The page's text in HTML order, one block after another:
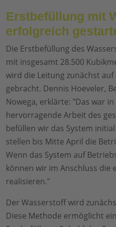
Erstbefüllung mit
erfolgreich
Die Erstbefüllung des
mit insgesamt 28.500
wird die Leitung zunächst
gebracht. Dennis Hoeveler,
Nowega, erklärte: "Das war
hervorragende Arbeit des
befüllen wir das System
stellen bis Mitte April die
Wenn das System auf
können wir im Anschluss die
realisieren."
Der Wasserstoff wird
Diese Methode ermöglicht